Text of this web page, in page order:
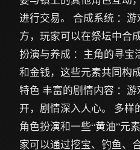
进行交易。 合成系统 ：
方，玩家可以在祭坛中合
扮演与养成 ：主角的寻宝
和金钱，这些元素共同构
特色 丰富的剧情内容 ：
开，剧情深入人心。 多样
角色扮演和一些“黄油”元
家可以通过挖宝、钓鱼、